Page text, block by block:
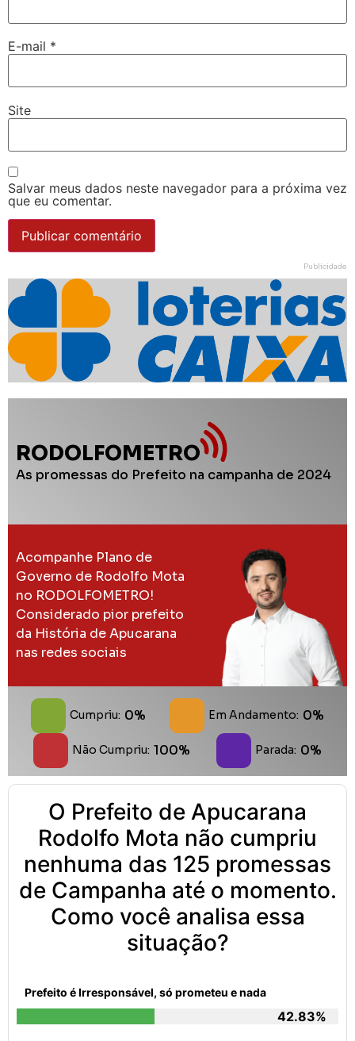
E-mail *
Site
Salvar meus dados neste navegador para a próxima vez
que eu comentar.
Publicidade
RODOLFOMETRO
As promessas do Prefeito na campanha de 2024
Acompanhe Plano de
Governo de Rodolfo Mota
no RODOLFOMETRO!
Considerado pior prefeito
da História de Apucarana
nas redes sociais
Cumpriu: 0% Em Andamento: 0%
Não Cumpriu: 100% Parada: 0%
O Prefeito de Apucarana
Rodolfo Mota não cumpriu
nenhuma das 125 promessas
de Campanha até o momento.
Como você analisa essa
situação?
Prefeito é Irresponsável, só prometeu e nada
42.83%